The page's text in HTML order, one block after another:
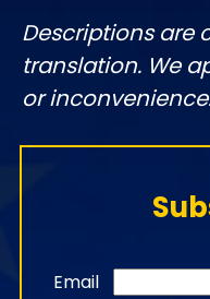
Descriptions are
translation. We
or
Email